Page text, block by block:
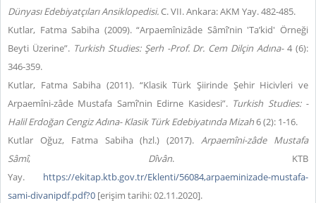
Dünyası Edebiyatçıları Ansiklopedisi.C. VII. Ankara: AKM Yay. 482-485.
Kutlar, Fatma Sabiha (2009). “Arpaemînizâde Sâmî’nin 'Ta’kid' Örneği
Beyti Üzerine”. Turkish Studies: Şerh -Prof. Dr. Cem Dilçin Adına-4 (6):
346-359.
Kutlar, Fatma Sabiha (2011). “Klasik Türk Şiirinde Şehir Hicivleri ve
Arpaemîni-zâde Mustafa Samî’nin Edirne Kasidesi”. Turkish Studies: -
Halil Erdoğan Cengiz Adına- Klasik Türk Edebiyatında Mizah6 (2): 1-16.
Kutlar Oğuz, Fatma Sabiha (hzl.) (2017).Arpaemîni-zâde Mustafa
Sâmî, Dîvân. KTB
Yay. https://ekitap.ktb.gov.tr/Eklenti/56084,arpaeminizade-mustafa-
sami-divanipdf.pdf?0 [erişim tarihi: 02.11.2020].